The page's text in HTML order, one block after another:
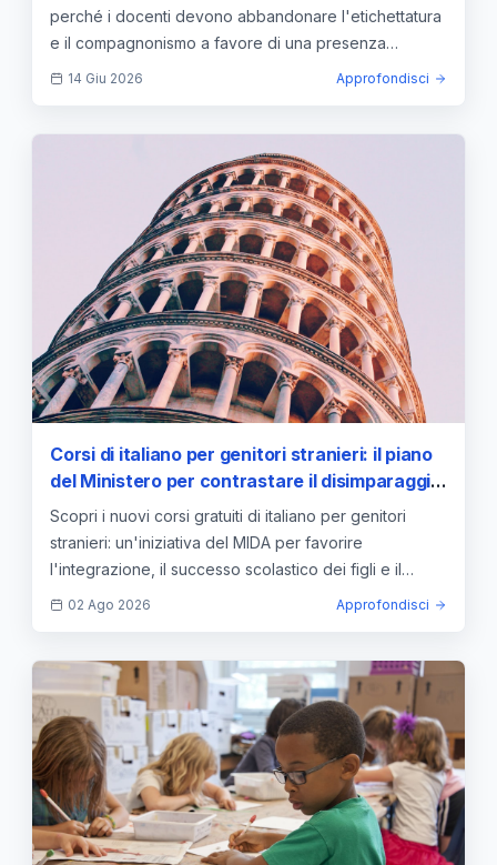
perché i docenti devono abbandonare l'etichettatura
e il compagnonismo a favore di una presenza
professionale.
14 Giu 2026 Approfondisci
Corsi di italiano per genitori stranieri: il piano
del Ministero per contrastare il disimparaggio
linguistico
Scopri i nuovi corsi gratuiti di italiano per genitori
stranieri: un'iniziativa del MIDA per favorire
l'integrazione, il successo scolastico dei figli e il
dialogo.
02 Ago 2026 Approfondisci